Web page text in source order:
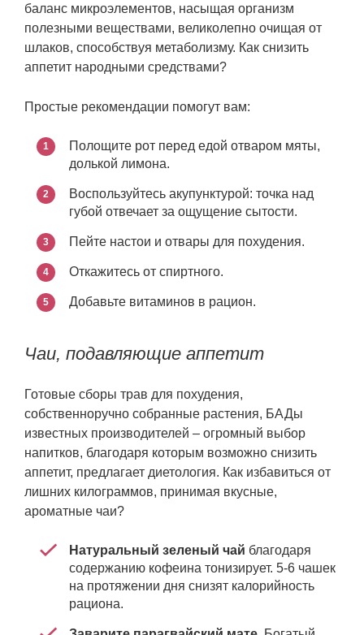
баланс микроэлементов, насыщая организм
полезными веществами, великолепно очищая от
шлаков, способствуя метаболизму. Как снизить
аппетит народными средствами?
Простые рекомендации помогут вам:
Полощите рот перед едой отваром мяты,
долькой лимона.
Воспользуйтесь акупунктурой: точка над
губой отвечает за ощущение сытости.
Пейте настои и отвары для похудения.
Откажитесь от спиртного.
Добавьте витаминов в рацион.
Чаи, подавляющие аппетит
Готовые сборы трав для похудения,
собственноручно собранные растения, БАДы
известных производителей – огромный выбор
напитков, благодаря которым возможно снизить
аппетит, предлагает диетология. Как избавиться от
лишних килограммов, принимая вкусные,
ароматные чаи?
Натуральный зеленый чай благодаря
содержанию кофеина тонизирует. 5-6 чашек
на протяжении дня снизят калорийность
рациона.